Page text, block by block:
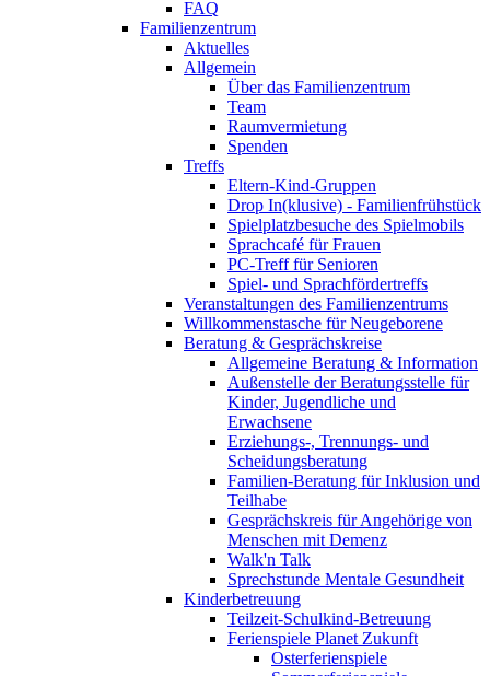
FAQ
Familienzentrum
Aktuelles
Allgemein
Über das Familienzentrum
Team
Raumvermietung
Spenden
Treffs
Eltern-Kind-Gruppen
Drop In(klusive) - Familienfrühstück
Spielplatzbesuche des Spielmobils
Sprachcafé für Frauen
PC-Treff für Senioren
Spiel- und Sprachfördertreffs
Veranstaltungen des Familienzentrums
Willkommenstasche für Neugeborene
Beratung & Gesprächskreise
Allgemeine Beratung & Information
Außenstelle der Beratungsstelle für
Kinder, Jugendliche und
Erwachsene
Erziehungs-, Trennungs- und
Scheidungsberatung
Familien-Beratung für Inklusion und
Teilhabe
Gesprächskreis für Angehörige von
Menschen mit Demenz
Walk'n Talk
Sprechstunde Mentale Gesundheit
Kinderbetreuung
Teilzeit-Schulkind-Betreuung
Ferienspiele Planet Zukunft
Osterferienspiele